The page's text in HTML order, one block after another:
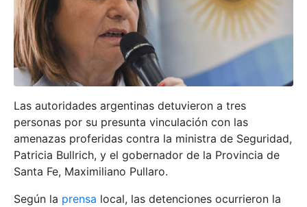
Las autoridades argentinas detuvieron a tres
personas por su presunta vinculación con las
amenazas proferidas contra la ministra de Seguridad,
Patricia Bullrich, y el gobernador de la Provincia de
Santa Fe, Maximiliano Pullaro.
Según la prensa local, las detenciones ocurrieron la